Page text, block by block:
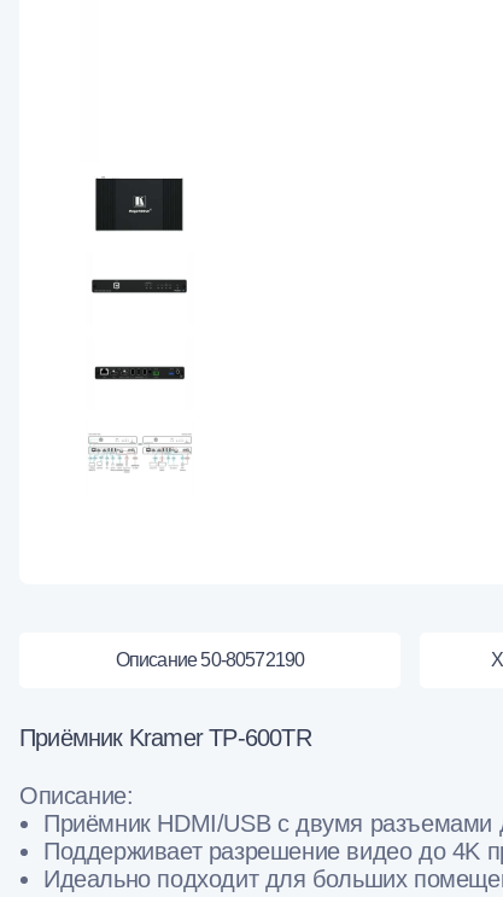
Описание 50-80572190
Приёмник Kramer TP-600TR
Описание:
Приёмник HDMI/USB с двумя разъемами
Поддерживает разрешение видео до 4K
Идеально подходит для больших